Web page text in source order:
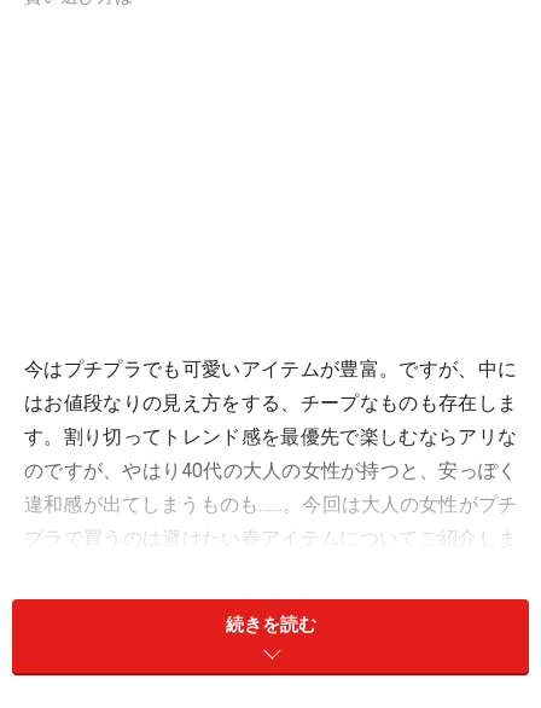
今はプチプラでも可愛いアイテムが豊富。ですが、中に
はお値段なりの見え方をする、チープなものも存在しま
す。割り切ってトレンド感を最優先で楽しむならアリな
のですが、やはり40代の大人の女性が持つと、安っぽく
違和感が出てしまうものも……。今回は大人の女性がプチ
プラで買うのは避けたい春アイテムについてご紹介しま
1. ゴールドやシルバーの金具が大きくぴか
続きを読む